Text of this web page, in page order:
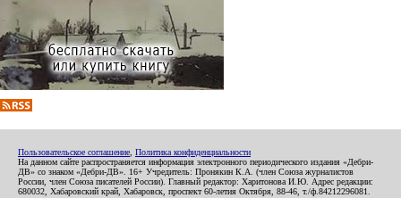
Пользовательское соглашение Политика конфиденциальности
На данном сайте распространяется информация электронного периодического издания «Дебри-
ДВ» со знаком «Дебри-ДВ». 16+ Учредитель: Пронякин К.А. (член Союза журналистов
России, член Союза писателей России). Главный редактор: Харитонова И.Ю. Адрес редакции:
680032, Хабаровский край, Хабаровск, проспект 60-летия Октября, 88-46, т./ф.84212296081.